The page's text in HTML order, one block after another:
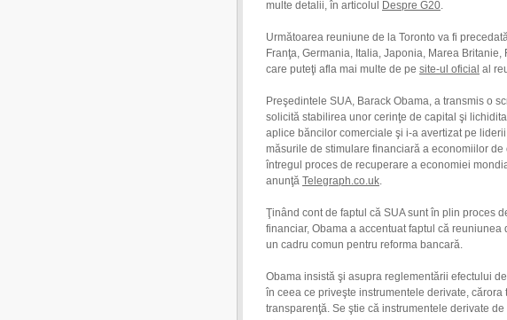
multe detalii, în articolul
Despre G20.
Următoarea reuniune de la Toronto va fi
Franţa, Germania, Italia, Japonia, Marea
care puteţi afla mai multe de pe site-ul oficial al
Preşedintele SUA, Barack Obama, a transmis o
solicită stabilirea unor cerinţe de capital şi
aplice băncilor comerciale şi i-a avertizat pe
măsurile de stimulare financiară a economiilor
întregul proces de recuperare a economiei
anunţă Telegraph.co.uk.
Ţinând cont de faptul că SUA sunt în plin proces
financiar, Obama a accentuat faptul că
un cadru comun pentru reforma bancară.
Obama insistă şi asupra reglementării efectului
în ceea ce priveşte instrumentele derivate,
transparenţă. Se ştie că instrumentele derivate